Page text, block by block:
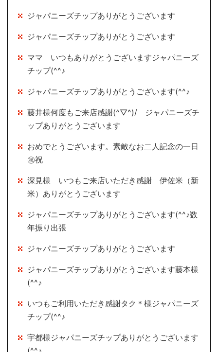
ジャパニーズチップありがとうございます
ジャパニーズチップありがとうございます
ママ いつもありがとうございますジャパニーズ
チップ(^^♪
ジャパニーズチップありがとうございます(^^♪
藤井様何度もご来店感謝(^▽^)/ ジャパニーズチ
ップありがとうございます
おめでとうございます。素敵なお二人記念の一日
㊗祝
深見様 いつもご来店いただき感謝 伊佐米（新
米）ありがとうございます
ジャパニーズチップありがとうございます(^^♪数
年振り出張
ジャパニーズチップありがとうございます
ジャパニーズチップありがとうございます藤本様
(^^♪
いつもご利用いただき感謝タク＊様ジャパニーズ
チップ(^^♪
宇都様ジャパニーズチップありがとうございます